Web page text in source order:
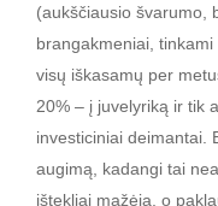
(aukščiausio švarumo,
brangakmeniai,
visų iškasamų per
20% – į juvelyriką ir tik
investiciniai deimantai.
augimą, kadangi tai
ištekliai mažėja, o